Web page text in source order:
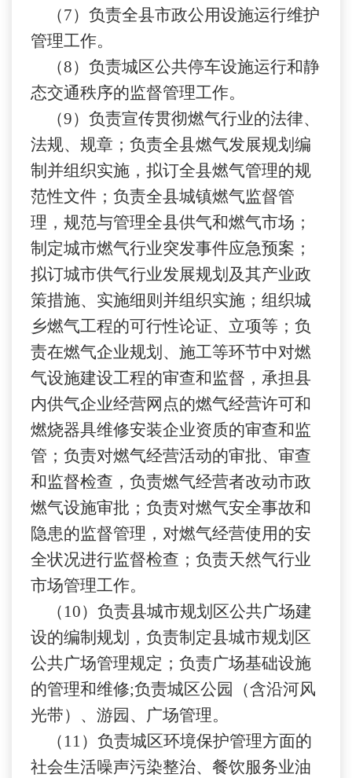
（7）负责全县市政公用设施运行维护
管理工作。
（8）负责城区公共停车设施运行和静
态交通秩序的监督管理工作。
（9）负责宣传贯彻燃气行业的法律、
法规、规章；负责全县燃气发展规划编
制并组织实施，拟订全县燃气管理的规
范性文件；负责全县城镇燃气监督管
理，规范与管理全县供气和燃气市场；
制定城市燃气行业突发事件应急预案；
拟订城市供气行业发展规划及其产业政
策措施、实施细则并组织实施；组织城
乡燃气工程的可行性论证、立项等；负
责在燃气企业规划、施工等环节中对燃
气设施建设工程的审查和监督，承担县
内供气企业经营网点的燃气经营许可和
燃烧器具维修安装企业资质的审查和监
管；负责对燃气经营活动的审批、审查
和监督检查，负责燃气经营者改动市政
燃气设施审批；负责对燃气安全事故和
隐患的监督管理，对燃气经营使用的安
全状况进行监督检查；负责天然气行业
市场管理工作。
（ 10）负责县城市规划区公共广场建
设的编制规划，负责制定县城市规划区
公共广场管理规定；负责广场基础设施
的管理和维修;负责城区公园（含沿河风
光带）、游园、广场管理。
（ 11）负责城区环境保护管理方面的
社会生活噪声污染整治、餐饮服务业油